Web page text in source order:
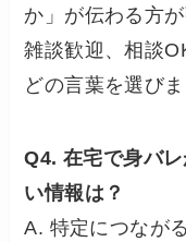
か」が伝わる方が
雑談歓迎、相談
どの言葉を選びま
Q4. 在宅で身バ
い情報は？
A. 特定につなが